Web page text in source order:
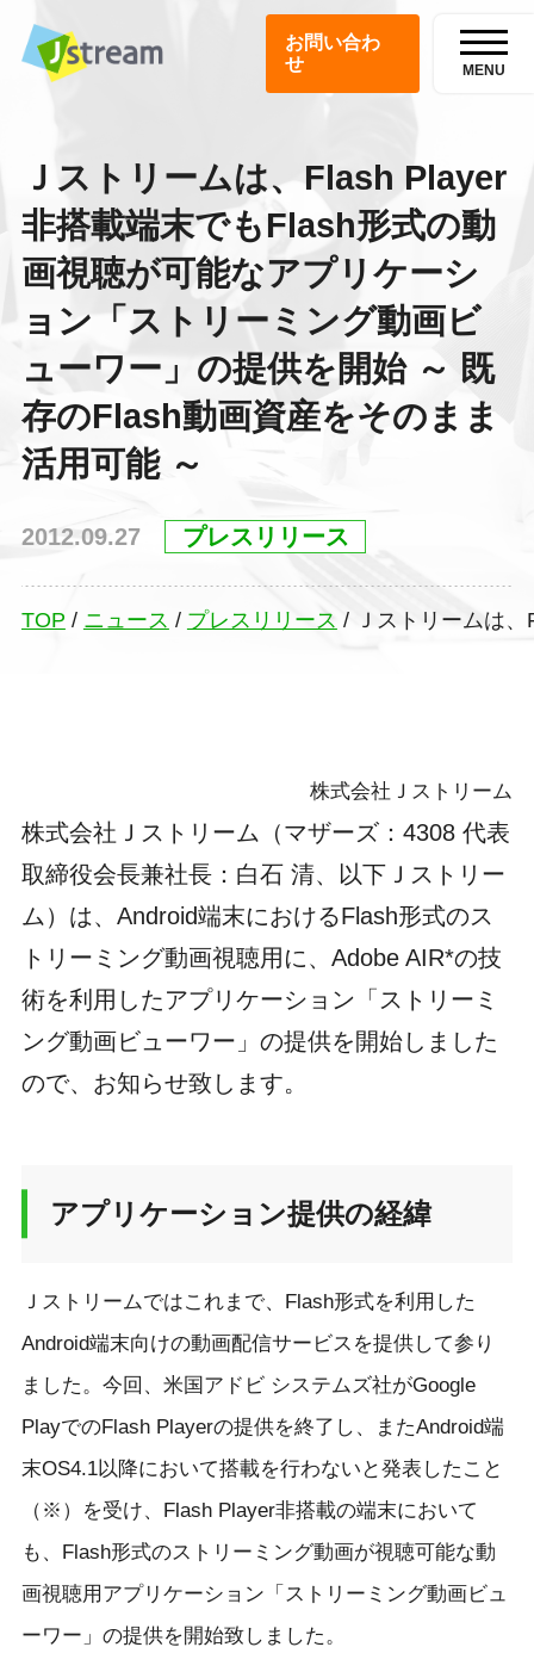
お問い合わ
せ
MENU
Ｊストリームは、Flash Player
非搭載端末でもFlash形式の動
画視聴が可能なアプリケーシ
ョン「ストリーミング動画ビ
ューワー」の提供を開始 ～ 既
存のFlash動画資産をそのまま
活用可能 ～
2012.09.27 プレスリリース
TOP / ニュース / プレスリリース / Ｊストリームは
株式会社Ｊストリーム
株式会社Ｊストリーム（マザーズ：4308 代表
取締役会長兼社長：白石 清、以下Ｊストリー
ム）は、Android端末におけるFlash形式のス
トリーミング動画視聴用に、Adobe AIR*の技
術を利用したアプリケーション「ストリーミ
ング動画ビューワー」の提供を開始しました
ので、お知らせ致します。
アプリケーション提供の経緯
Ｊストリームではこれまで、Flash形式を利用した
Android端末向けの動画配信サービスを提供して参り
ました。今回、米国アドビ システムズ社がGoogle
PlayでのFlash Playerの提供を終了し、またAndroid端
末OS4.1以降において搭載を行わないと発表したこと
（※）を受け、Flash Player非搭載の端末において
も、Flash形式のストリーミング動画が視聴可能な動
画視聴用アプリケーション「ストリーミング動画ビュ
ーワー」の提供を開始致しました。